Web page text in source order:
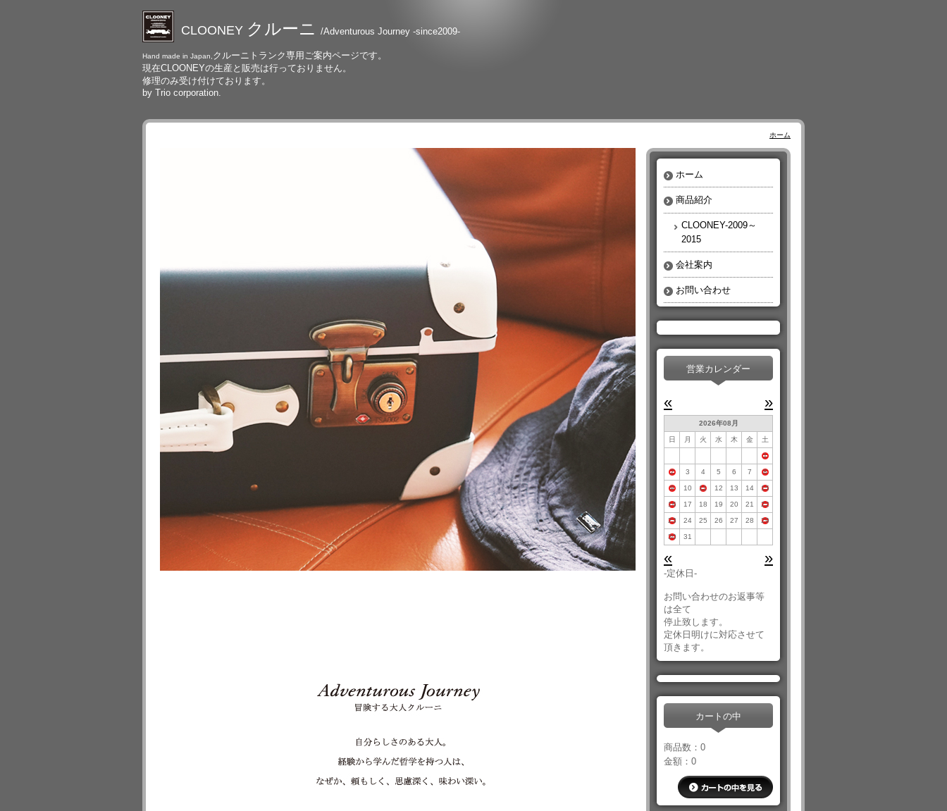
CLOONEY クルーニ /Adventurous Journey -since2009-
Hand made in Japan, クルーニトランク専用 ご案内ページです。
現在CLOONEYの生産と販売は行っておりません。
修理のみ受け付けております。
by Trio corporation.
ホーム
ホーム
商品紹介
CLOONEY-2009～
2015
会社案内
お問い合わせ
営業カレンダー
« »
2026年08月
日 月 火 水 木 金 土
1
2 3 4 5 6 7 8
9 10 11 12 13 14 15
16 17 18 19 20 21 22
23 24 25 26 27 28 29
30 31
« »
-定休日-
お問い合わせのお返事等
は全て
停止致します。
定休日明けに対応させて
頂きます。
カートの中
商品数：0
金額：0
カートの中を見る